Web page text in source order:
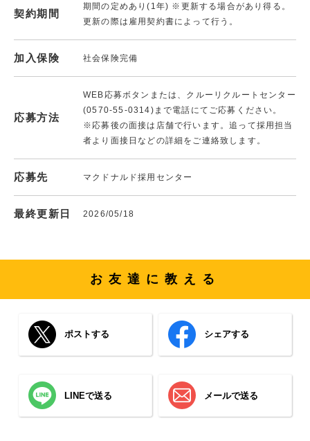
契約期間
期間の定めあり(1年) ※更新する場合があり得る。
更新の際は雇用契約書によって行う。
加入保険 社会保険完備
応募方法
WEB応募ボタンまたは、クルーリクルートセンター
(0570-55-0314)まで電話にてご応募ください。
※応募後の面接は店舗で行います。追って採用担当
者より面接日などの詳細をご連絡致します。
応募先 マクドナルド採用センター
最終更新日 2026/05/18
お友達に教える
ポストする シェアする
LINEで送る メールで送る